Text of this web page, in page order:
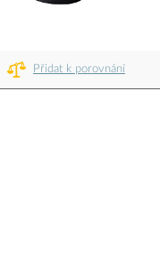
Přidat k porovnání